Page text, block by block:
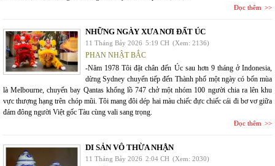
Đọc thêm
NHỮNG NGÀY XƯA NƠI ĐẤT ÚC
11 Tháng Bảy 2026 5:19 CH (Xem: 2136)
PHAN NHẬT BẮC
-Năm 1978 Tôi đặt chân đến Úc sau hơn 9 tháng ở Indonesia,
dừng Sydney chuyển tiếp đến Thành phố một ngày có bốn mùa
là Melbourne, chuyến bay Qantas khổng lồ 747 chở một nhóm 100 người chia ra lên khu
vực thượng hạng trên chóp mũi. Tôi mang đôi dép hai màu chiếc đực chiếc cái đi bơ vơ giữa
đám đông người Việt gốc Tàu cùng vali sang trọng.
Đọc thêm
DI SẢN VÔ THỪA NHẬN
11 Tháng Bảy 2026 2:04 CH (Xem: 2030)